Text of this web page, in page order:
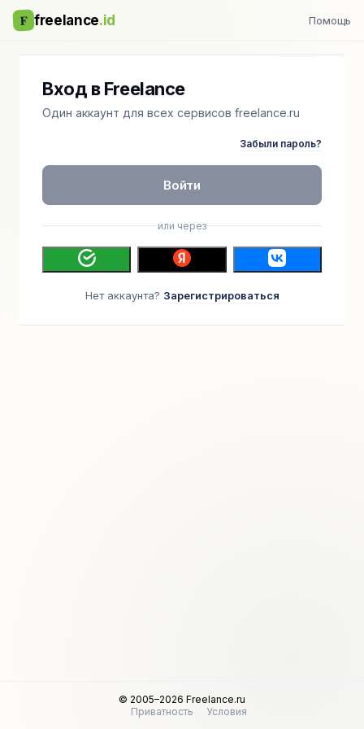
F freelance.id Помощь
Вход в Freelance
Один аккаунт для всех сервисов freelance.ru
Забыли пароль?
Войти
или через
Нет аккаунта? Зарегистрироваться
© 2005–2026 Freelance.ru
Приватность
Условия